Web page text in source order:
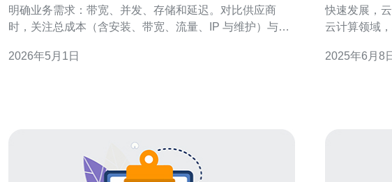
明确业务需求：带宽、并发、存储和延迟。对比供应商
时，关注总成本（含安装、带宽、流量、IP 与维护）与实
或性能基准测试来验证宣称指标，尤其关注运营商与机房
2026年5月1日
快速发展，
云计算领域
势和特点。 韩国SK云服务器采用先进的硬件设备和高效的
2025年6月8